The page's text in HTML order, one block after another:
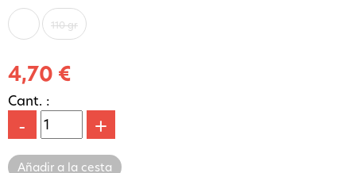
110 gr
4,70 €
Cant. :
- +